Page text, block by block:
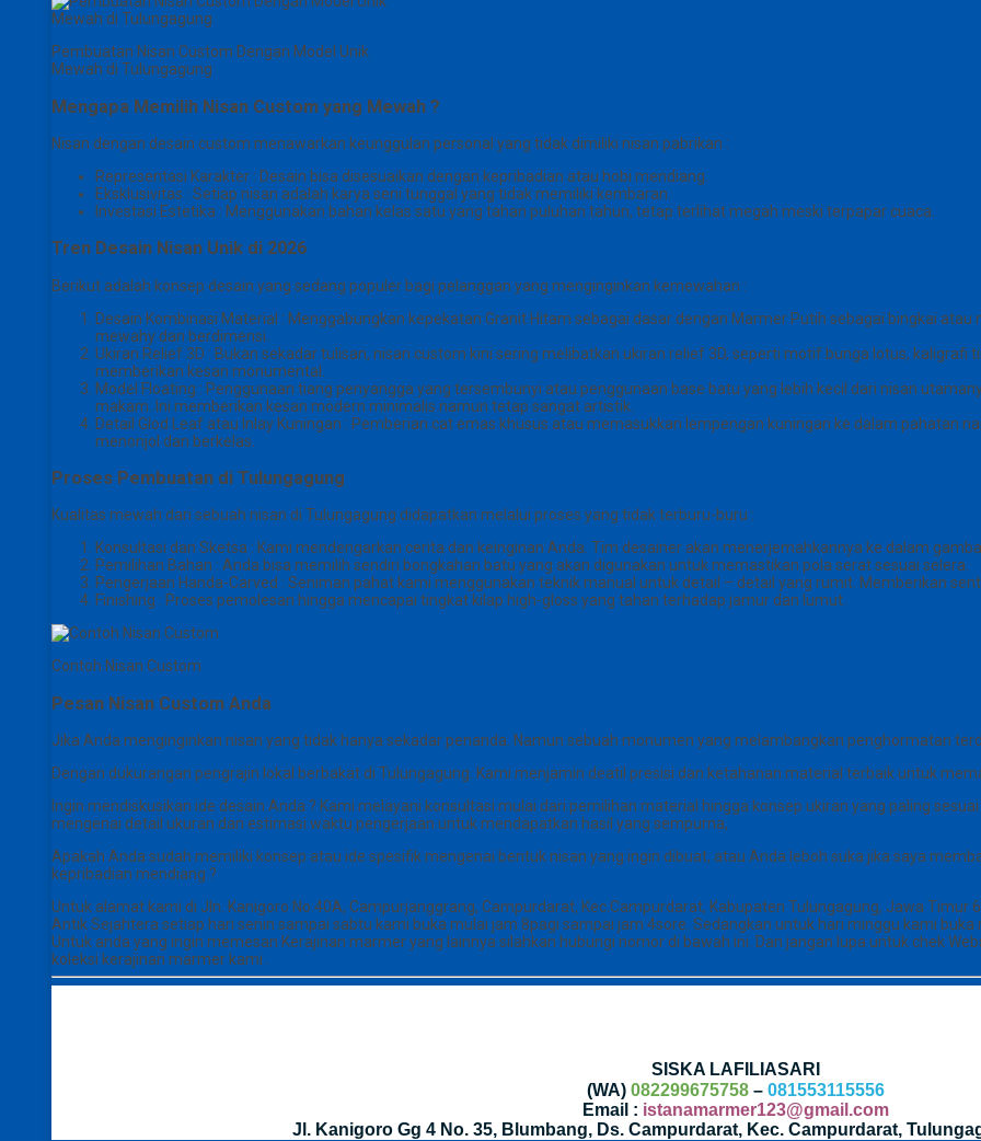
Pembuatan Nisan Custom Dengan Model Unik
Mewah di Tulungagung
Mengapa Memilih Nisan Custom yang Mewah ?
Nisan dengan desain custom menawarkan keunggulan personal yang tidak dimiliki nisan pabrikan :
Representasi Karakter : Desain bisa disesuaikan dengan kepribadian atau hobi mendiang.
Eksklusivitas : Setiap nisan adalah karya seni tunggal yang tidak memiliki kembaran.
Investasi Estetika : Menggunakan bahan kelas satu yang tahan puluhan tahun, tetap terlihat megah meski terpapar cuaca.
Tren Desain Nisan Unik di 2026
Berikut adalah konsep desain yang sedang populer bagi pelanggan yang menginginkan kemewahan :
Desain Kombinasi Material : Menggabungkan kepekatan Granit Hitam sebagai dasar dengan Marmer Putih sebagai bingkai
mewahy dan berdimensi.
Ukiran Relief 3D : Bukan sekadar tulisan, nisan custom kini sering melibatkan ukiran relief 3D, seperti motif bunga lotus,
memberikan kesan monumental.
Model Floating : Penggunaan tiang penyangga yang tersembunyi atau penggunaan base batu yang lebih kecil dari nisan
makam. Ini memberikan kesan modern minimalis namun tetap sangat artistik.
Detail Glod Leaf atau Inlay Kuningan : Pemberian cat emas khusus atau memasukkan lempengan kuningan ke dalam pahatan
menonjol dan berkelas.
Proses Pembuatan di Tulungagung
Kualitas mewah dari sebuah nisan di Tulungagung didapatkan melalui proses yang tidak terburu-buru :
Konsultasi dan Sketsa : Kami mendengarkan cerita dan keinginan Anda. Tim desainer akan menerjemahkannya ke dalam
Pemilihan Bahan : Anda bisa memilih sendiri bongkahan batu yang akan digunakan untuk memastikan pola serat sesuai selera.
Pengerjaan Handa-Carved : Seniman pahat kami menggunakan teknik manual untuk detail – detail yang rumit. Memberikan
Finishing : Proses pemolesan hingga mencapai tingkat kilap high-gloss yang tahan terhadap jamur dan lumut.
Contoh Nisan Custom
Pesan Nisan Custom Anda
Jika Anda menginginkan nisan yang tidak hanya sekadar penanda. Namun sebuah monumen yang melambangkan penghormatan
Dengan dukurangan pengrajin lokal berbakat di Tulungagung. Kami menjamin deatil presisi dan ketahanan material terbaik untuk
Ingin mendiskusikan ide desain Anda ? Kami melayani konsultasi mulai dari pemilihan material hingga konsep ukiran yang paling
mengenai detail ukuran dan estimasi waktu pengerjaan untuk mendapatkan hasil yang sempurna,
Apakah Anda sudah memiliki konsep atau ide spesifik mengenai bentuk nisan yang ingin dibuat, atau Anda leboh suka jika saya
kepribadian mendiang ?
Untuk alamat kami di Jln. Kanigoro No.40A, Campurjanggrang, Campurdarat, Kec.Campurdarat, Kabupaten Tulungagung, Jawa Timur
Antik Sejahtera setiap hari senin sampai sabtu kami buka mulai jam 8pagi sampai jam 4sore. Sedangkan untuk hari minggu kami
Untuk anda yang ingin memesan Kerajinan marmer yang lainnya silahkan hubungi nomor di bawah ini. Dan jangan lupa untuk chek
koleksi kerajinan marmer kami .
SISKA LAFILIASARI
(WA) 082299675758 – 081553115556
Email : istanamarmer123@gmail.com
Jl. Kanigoro Gg 4 No. 35, Blumbang, Ds. Campurdarat, Kec. Campurdarat,